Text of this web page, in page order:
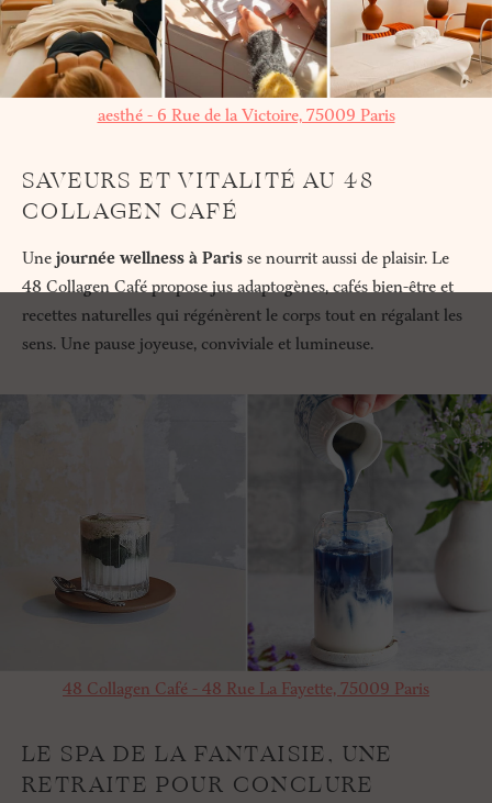
aesthé - 6 Rue de la Victoire, 75009 Paris
SAVEURS ET VITALITÉ AU 48
COLLAGEN CAFÉ
Une journée wellness à Paris se nourrit aussi de plaisir. Le
48 Collagen Café propose jus adaptogènes, cafés bien-être et
recettes naturelles qui régénèrent le corps tout en régalant les
sens. Une pause joyeuse, conviviale et lumineuse.
48 Collagen Café - 48 Rue La Fayette, 75009 Paris
LE SPA DE LA FANTAISIE, UNE
RETRAITE POUR CONCLURE